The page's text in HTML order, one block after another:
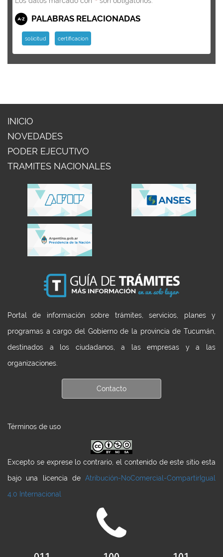
PALABRAS RELACIONADAS
solicitud certificacion
INICIO
NOVEDADES
PODER EJECUTIVO
TRAMITES NACIONALES
Portal de información sobre trámites, servicios, planes y
programas a cargo del Gobierno de la provincia de Tucumán,
destinados a los ciudadanos, a las empresas y a las
organizaciones.
Contacto
Términos de uso
Excepto se exprese lo contrario, el contenido de este sitio esta
bajo una licencia de Atribución-NoComercial-CompartirIgual
4.0 Internacional